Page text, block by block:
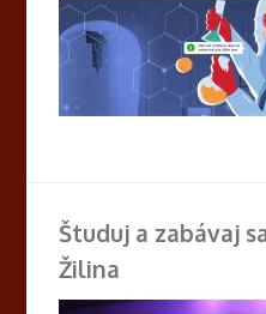
Študuj a zabávaj
Žilina